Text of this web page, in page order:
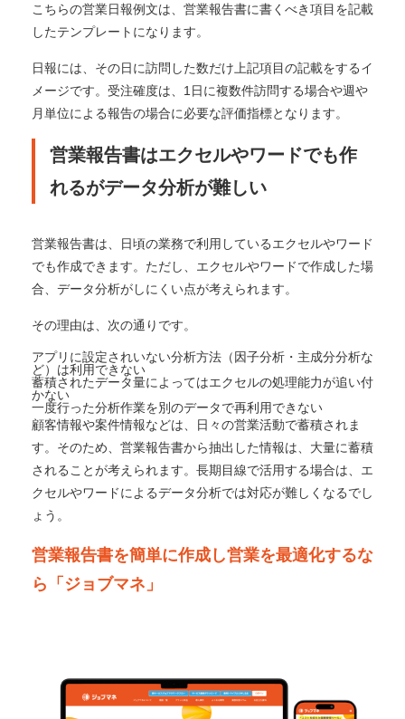
こちらの営業日報例文は、営業報告書に書くべき項目を記載
したテンプレートになります。
日報には、その日に訪問した数だけ上記項目の記載をするイ
メージです。受注確度は、1日に複数件訪問する場合や週や
月単位による報告の場合に必要な評価指標となります。
営業報告書はエクセルやワードでも作
れるがデータ分析が難しい
営業報告書は、日頃の業務で利用しているエクセルやワード
でも作成できます。ただし、エクセルやワードで作成した場
合、データ分析がしにくい点が考えられます。
その理由は、次の通りです。
アプリに設定されいない分析方法（因子分析・主成分分析な
ど）は利用できない
蓄積されたデータ量によってはエクセルの処理能力が追い付
かない
一度行った分析作業を別のデータで再利用できない
顧客情報や案件情報などは、日々の営業活動で蓄積されま
す。そのため、営業報告書から抽出した情報は、大量に蓄積
されることが考えられます。長期目線で活用する場合は、エ
クセルやワードによるデータ分析では対応が難しくなるでし
ょう。
営業報告書を簡単に作成し営業を最適化するな
ら「ジョブマネ」